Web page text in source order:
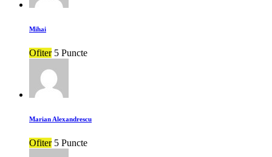
Mihai
Ofiter 5 Puncte
Marian Alexandrescu
Ofiter 5 Puncte